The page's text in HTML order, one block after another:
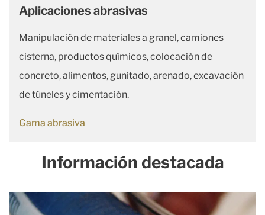
Aplicaciones abrasivas
Manipulación de materiales a granel, camiones
cisterna, productos químicos, colocación de
concreto, alimentos, gunitado, arenado, excavación
de túneles y cimentación.
Gama abrasiva
Información destacada